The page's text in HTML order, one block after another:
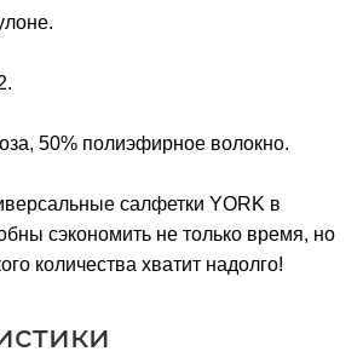
50% полиэфирное волокно.
салфетки YORK в
сэкономить не только время, но
количества хватит надолго!